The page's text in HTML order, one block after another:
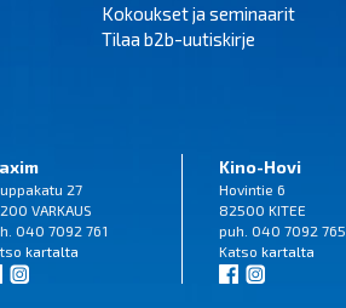
Kokoukset ja seminaarit
Tilaa b2b-uutiskirje
27
VARKAUS
040 7092 761
kartalta
Kino-Hovi
Hovintie 6
82500 KITEE
puh. 040 7092 765
Katso kartalta